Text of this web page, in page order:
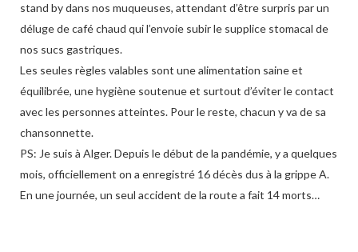
stand by dans nos muqueuses, attendant d’être surpris par un
déluge de café chaud qui l’envoie subir le supplice stomacal de
nos sucs gastriques.
Les seules règles valables sont une alimentation saine et
équilibrée, une hygiène soutenue et surtout d’éviter le contact
avec les personnes atteintes. Pour le reste, chacun y va de sa
chansonnette.
PS: Je suis à Alger. Depuis le début de la pandémie, y a quelques
mois, officiellement on a enregistré 16 décès dus à la grippe A.
En une journée, un seul accident de la route a fait 14 morts…